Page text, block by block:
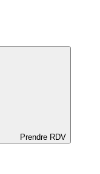
Prendre RDV